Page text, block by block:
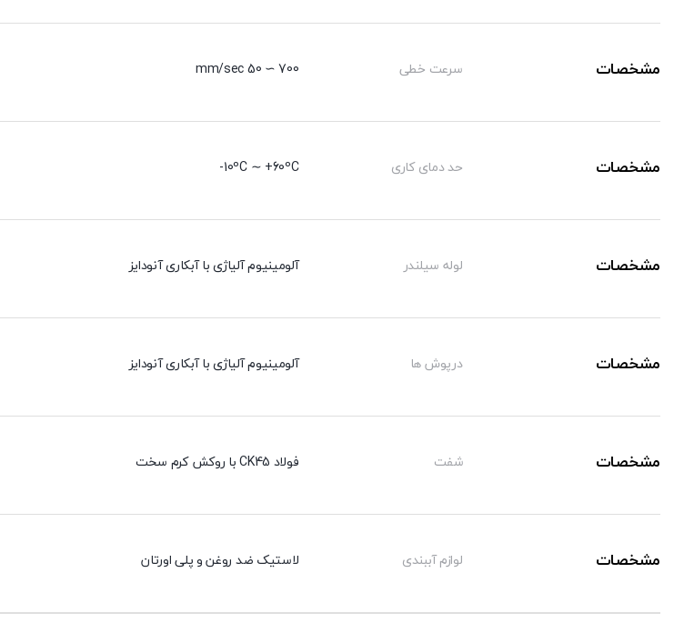
تنظیم
مشخصات سرعت خطی 700 ∼ 50 mm/sec
مشخصات حد دمای کاری 10ºC ∼ +60ºC-
مشخصات لوله سیلندر آلومینیوم آلیاژی با آبکاری آنودایز
مشخصات درپوش ها آلومینیوم آلیاژی با آبکاری آنودایز
مشخصات شفت فولاد CK45 با روکش کرم سخت
مشخصات لوازم آببندی لاستیک ضد روغن و پلی اورتان